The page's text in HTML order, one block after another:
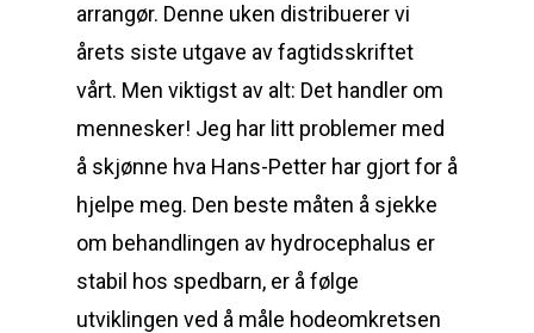
arrangør. Denne uken distribuerer vi
årets siste utgave av fagtidsskriftet
vårt. Men viktigst av alt: Det handler om
mennesker! Jeg har litt problemer med
å skjønne hva Hans-Petter har gjort for å
hjelpe meg. Den beste måten å sjekke
om behandlingen av hydrocephalus er
stabil hos spedbarn, er å følge
utviklingen ved å måle hodeomkretsen